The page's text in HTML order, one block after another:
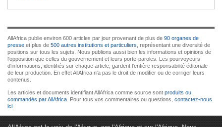
AllAfrica publie environ 600 articles par jour provenant de plus de 90 organes de
presse et plus de 500 autres institutions et particuliers , représentant une diversité de
positions sur tous les sujets. Nous publions aussi bien les informations et opinions de
l'opposition que celles du gouvernement et leurs porte-paroles. Les pourvoyeurs
d'informations, identifiés sur chaque article, gardent l'entière responsabilité éditoriale
de leur production. En effet AllAfrica n'a pas le droit de modifier ou de corriger leurs
contenus.
Les articles et documents identifiant AllAfrica comme source sont produits ou
commandés par AllAfrica . Pour tous vos commentaires ou questions, contactez-nous
ici